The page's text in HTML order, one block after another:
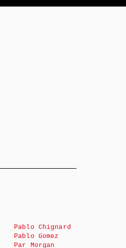
Pablo Chignard
Pablo Gomez
Par Morgan